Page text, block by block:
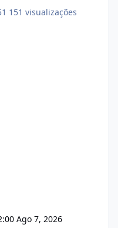
151 visualizações
Ago 7, 2026